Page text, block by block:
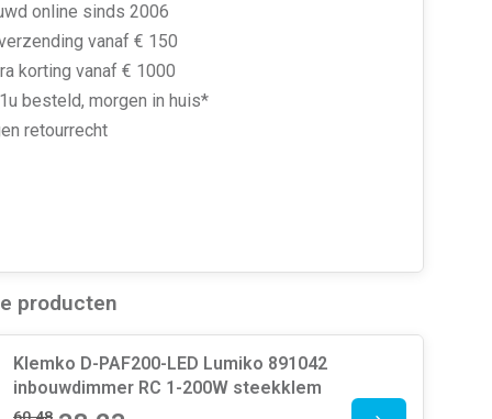
online sinds 2006
vanaf € 150
korting vanaf € 1000
besteld, morgen in huis*
retourrecht
producten
Klemko D-PAF200-LED Lumiko 891042
inbouwdimmer RC 1-200W steekklem